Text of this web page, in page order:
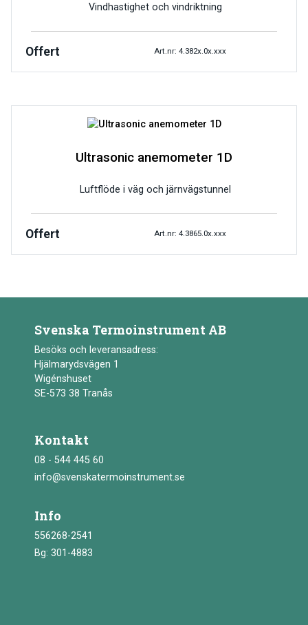
Vindhastighet och vindriktning
Offert Art.nr: 4.382x.0x.xxx
Ultrasonic anemometer 1D
Luftflöde i väg och järnvägstunnel
Offert Art.nr: 4.3865.0x.xxx
Svenska Termoinstrument AB
Besöks och leveransadress:
Hjälmarydsvägen 1
Wigénshuset
SE-573 38 Tranås
Kontakt
08 - 544 445 60
info@svenskatermoinstrument.se
Info
556268-2541
Bg: 301-4883